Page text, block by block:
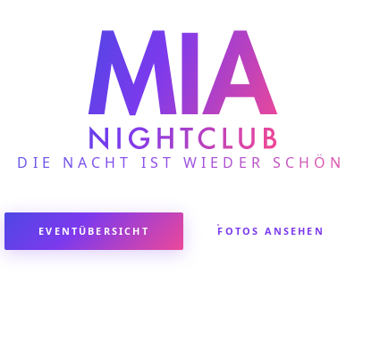
DIE NACHT IST WIEDER SCHÖN
EVENTÜBERSICHT FOTOS ANSEHEN